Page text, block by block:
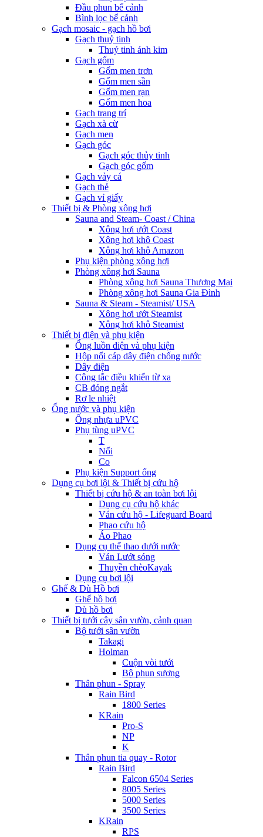
Đầu phun bể cảnh
Bình lọc bể cảnh
Gạch mosaic - gạch hồ bơi
Gạch thuỷ tinh
Thuỷ tinh ánh kim
Gạch gốm
Gốm men trơn
Gốm men sần
Gốm men rạn
Gốm men hoa
Gạch trang trí
Gạch xà cừ
Gạch men
Gạch góc
Gạch góc thủy tinh
Gạch góc gốm
Gạch vảy cá
Gạch thẻ
Gạch vỉ giấy
Thiết bị & Phòng xông hơi
Sauna and Steam- Coast / China
Xông hơi ướt Coast
Xông hơi khô Coast
Xông hơi khô Amazon
Phụ kiện phòng xông hơi
Phòng xông hơi Sauna
Phòng xông hơi Sauna Thương Mại
Phòng xông hơi Sauna Gia Đình
Sauna & Steam - Steamist/ USA
Xông hơi ướt Steamist
Xông hơi khô Steamist
Thiết bị điện và phụ kiện
Ống luồn điện và phụ kiện
Hộp nối cáp dây điện chống nước
Dây điện
Công tắc điều khiển từ xa
CB đóng ngắt
Rơ le nhiệt
Ống nước và phụ kiện
Ống nhựa uPVC
Phụ tùng uPVC
T
Nối
Co
Phụ kiện Support ống
Dụng cụ bơi lội & Thiết bị cứu hộ
Thiết bị cứu hộ & an toàn bơi lội
Dụng cụ cứu hộ khác
Ván cứu hộ - Lifeguard Board
Phao cứu hộ
Áo Phao
Dụng cụ thể thao dưới nước
Ván Lướt sóng
Thuyền chèoKayak
Dụng cụ bơi lội
Ghế & Dù Hồ bơi
Ghế hồ bơi
Dù hồ bơi
Thiết bị tưới cây sân vườn, cảnh quan
Bộ tưới sân vườn
Takagi
Holman
Cuộn vòi tưới
Bộ phun sương
Thân phun - Spray
Rain Bird
1800 Series
KRain
Pro-S
NP
K
Thân phun tia quay - Rotor
Rain Bird
Falcon 6504 Series
8005 Series
5000 Series
3500 Series
KRain
RPS